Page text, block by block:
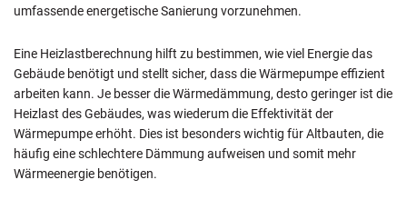
umfassende energetische Sanierung vorzunehmen.
Eine Heizlastberechnung hilft zu bestimmen, wie viel Energie das
Gebäude benötigt und stellt sicher, dass die Wärmepumpe effizient
arbeiten kann. Je besser die Wärmedämmung, desto geringer ist die
Heizlast des Gebäudes, was wiederum die Effektivität der
Wärmepumpe erhöht. Dies ist besonders wichtig für Altbauten, die
häufig eine schlechtere Dämmung aufweisen und somit mehr
Wärmeenergie benötigen.